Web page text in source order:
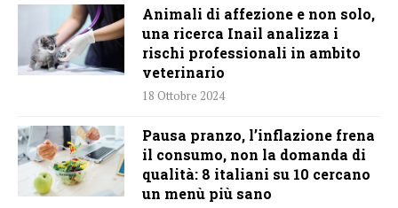
Animali di affezione e non solo,
una ricerca Inail analizza i
rischi professionali in ambito
veterinario
18 Ottobre 2024
Pausa pranzo, l’inflazione frena
il consumo, non la domanda di
qualità: 8 italiani su 10 cercano
un menù più sano